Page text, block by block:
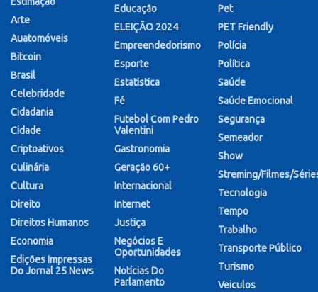
Arte
Auatomóveis
Bitcoin
Brasil
Celebridade
Cidadania
Cidade
Criptoativos
Culinária
Cultura
Direito
Direitos Humanos
Economia
Edições Impressas
Do Jornal 25 News
Educação
ELEIÇÃO 2024
Empreendedorismo
Esporte
Estatistica
Fé
Futebol Com Pedro
Valentini
Gastronomia
Geração 60+
Internacional
Internet
Justiça
Negócios E
Oportunidades
Notícias Do
Parlamento
Pet
PET Friendly
Polícia
Política
Saúde
Saúde Emocional
Segurança
Semeador
Show
Streming/Filmes/
Tecnologia
Tempo
Trabalho
Transporte Público
Turismo
Veiculos